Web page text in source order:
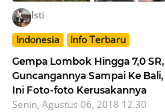
Isti
Indonesia
Info Terbaru
Gempa Lombok Hingga 7,0 SR,
Guncangannya Sampai Ke Bali,
Ini Foto-foto Kerusakannya
Senin, Agustus 06, 2018 12.30